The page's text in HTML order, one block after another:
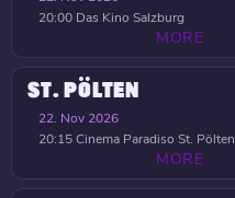
20:00 Das Kino Salzburg
MORE
ST. PÖLTEN
22. Nov 2026
20:15Cinema Paradiso St. Pölten
MORE